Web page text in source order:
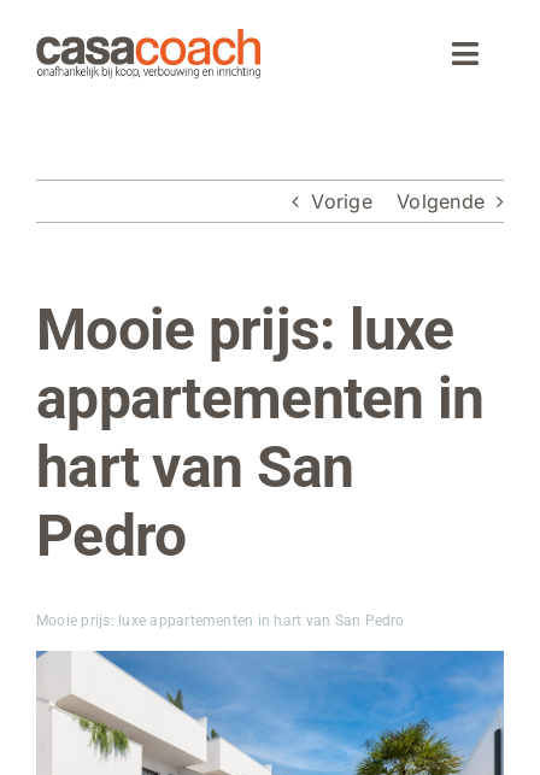
naar
inhoud
Toggle
Wonen in Spanje
Webinar
Over CasaCoach
Vorige Volgende
Bekijk
grotere
Mooie prijs: luxe
appartementen in
hart van San
Pedro
Mooie prijs: luxe appartementen in hart van San Pedro